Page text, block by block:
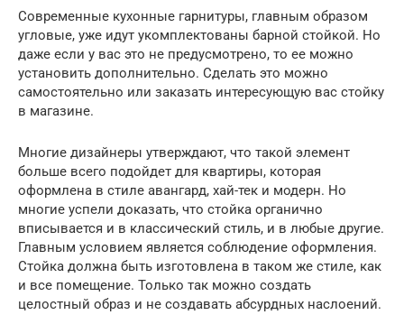
Современные кухонные гарнитуры, главным образом
угловые, уже идут укомплектованы барной стойкой. Но
даже если у вас это не предусмотрено, то ее можно
установить дополнительно. Сделать это можно
самостоятельно или заказать интересующую вас стойку
в магазине.
Многие дизайнеры утверждают, что такой элемент
больше всего подойдет для квартиры, которая
оформлена в стиле авангард, хай-тек и модерн. Но
многие успели доказать, что стойка органично
вписывается и в классический стиль, и в любые другие.
Главным условием является соблюдение оформления.
Стойка должна быть изготовлена в таком же стиле, как
и все помещение. Только так можно создать
целостный образ и не создавать абсурдных наслоений.